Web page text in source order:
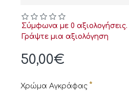
Σύμφωνα με 0 αξιολογήσεις.
Γράψτε μια αξιολόγηση
50,00€
Χρώμα Αγκράφας